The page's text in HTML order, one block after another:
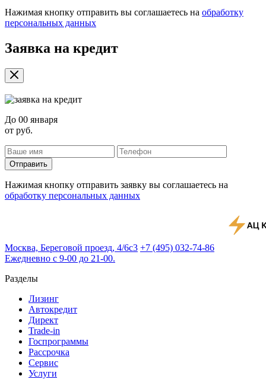
Нажимая кнопку отправить вы соглашаетесь на обработку
персональных данных
Заявка на кредит
До 00 января
от руб.
Отправить
Нажимая кнопку отправить заявку вы соглашаетесь на
обработку персональных данных
Москва, Береговой проезд, 4/6с3 +7 (495) 032-74-86
Ежедневно с 9-00 до 21-00.
Разделы
Лизинг
Автокредит
Директ
Trade-in
Госпрограммы
Рассрочка
Сервис
Услуги